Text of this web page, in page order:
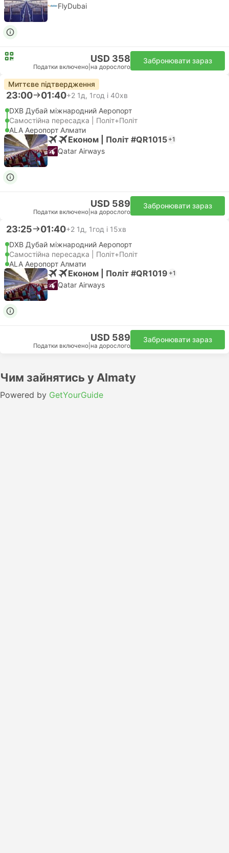
FlyDubai
USD 358
Податки включено на дорослого
Забронювати зараз
Миттєве підтвердження
23:00 01:40+2 1д, 1год і 40хв
DXB Дубай міжнародний Аеропорт
Самостійна пересадка | Політ+Політ
ALA Аеропорт Алмати
Економ | Політ #QR1015 +1
Qatar Airways
USD 589
Податки включено на дорослого
Забронювати зараз
23:25 01:40+2 1д, 1год і 15хв
DXB Дубай міжнародний Аеропорт
Самостійна пересадка | Політ+Політ
ALA Аеропорт Алмати
Економ | Політ #QR1019 +1
Qatar Airways
USD 589
Податки включено на дорослого
Забронювати зараз
Чим зайнятись у Almaty
Powered by GetYourGuide